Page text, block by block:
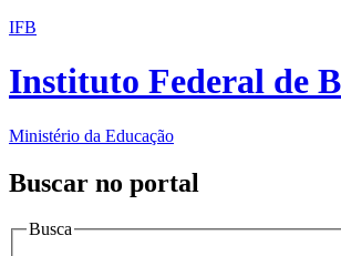
IFB
Instituto Federal de
Ministério da Educação
Buscar no portal
Busca